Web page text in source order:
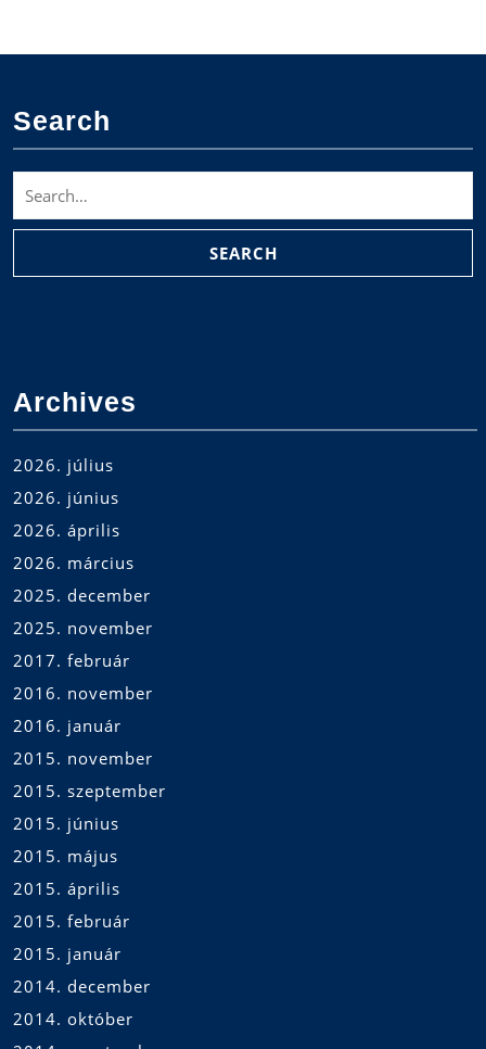
Search
for:
Archives
2026. július
2026. június
2026. április
2026. március
2025. december
2025. november
2017. február
2016. november
2016. január
2015. november
2015. szeptember
2015. június
2015. május
2015. április
2015. február
2015. január
2014. december
2014. október